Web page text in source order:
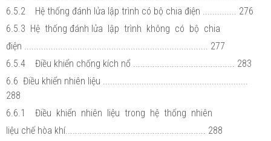
6.5.2 Hệ thống đánh lửa lập trình có bộ chia điện .............. 276
6.5.3 Hệ thống đánh lửa lập trình không có bộ chia
điện ............................................................................ 277
6.5.4 Điều khiển chống kích nổ .......................................... 283
6.6 Điều khiển nhiên liệu ............................................................
288
6.6.1 Điều khiển nhiên liệu trong hệ thống nhiên
liệu chế hòa khí.......................................................... 288